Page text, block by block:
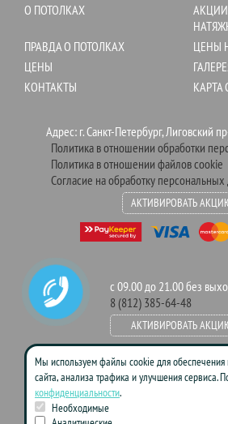
О ПОТОЛКАХ
ПРАВДА О ПОТОЛКАХ
ЦЕНЫ
ЦЕНЫ
КОНТАКТЫ
КАРТА
Адрес: г. Санкт-Петербург, Лиговский
Политика в отношении обработки
Политика в отношении файлов cookie
Согласие на обработку
АКТИВИРОВАТЬ
Данный сайт носит информационно-
каких условиях не является публичной
уточнения цен и условий акций обращайтесь
с 09.00 до 21.00 без
8 (812) 385-64-48
АКТИВИРОВАТЬ
Мы используем файлы cookie для обеспечения
сайта, анализа трафика и улучшения сервиса.
конфиденциальности.
Необходимые